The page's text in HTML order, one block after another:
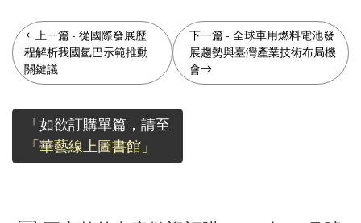
上一篇 - 從國際發展歷
程解析我國氫巴示範推動
關鍵議
下一篇 -全球車用燃料電池發
展趨勢與臺灣產業技術布局機
會
「如欲訂購單篇，請至
「華藝線上圖書館」